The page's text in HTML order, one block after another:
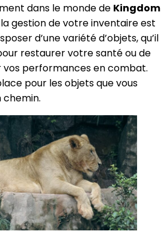
dans le monde de Kingdom
la gestion de votre inventaire est
d’une variété d’objets, qu’il
restaurer votre santé ou de
performances en combat.
pour les objets que vous